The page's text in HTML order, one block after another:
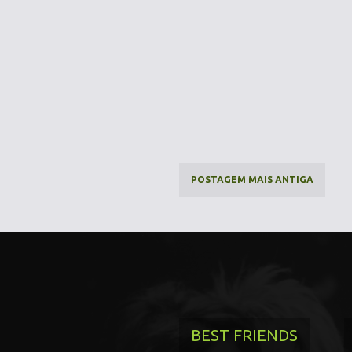
POSTAGEM MAIS ANTIGA
BEST FRIENDS